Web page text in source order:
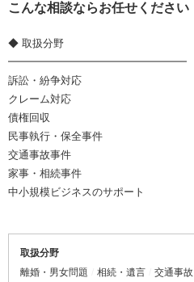
こんな相談ならお任せください
◆ 取扱分野
━━━━━━━━━━━━━━━━━
訴訟・紛争対応
クレーム対応
債権回収
民事執行・保全事件
交通事故事件
家事・相続事件
中小規模ビジネスのサポート
取扱分野
離婚・男女問題
相続・遺言 交通事故